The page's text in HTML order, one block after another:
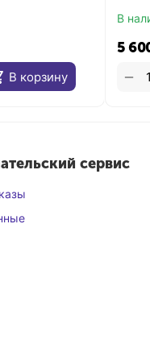
В корзину
В
5
−
сервис